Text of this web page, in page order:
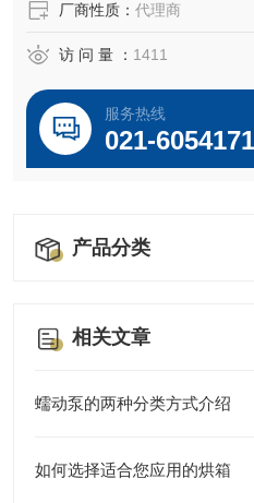
厂商性质： 代理商
访 问 量 ： 1411
服务热线
021-
产品分类
相关文章
蠕动泵的两种分类方式介绍
如何选择适合您应用的烘箱